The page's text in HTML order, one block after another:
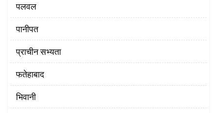
पलवल
पानीपत
प्राचीन सभ्यता
फतेहाबाद
भिवानी